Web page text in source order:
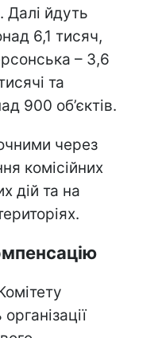
Далі йдуть
6,1 тисяч,
– 3,6
та
900 об’єктів.
через
комісійних
дій та на